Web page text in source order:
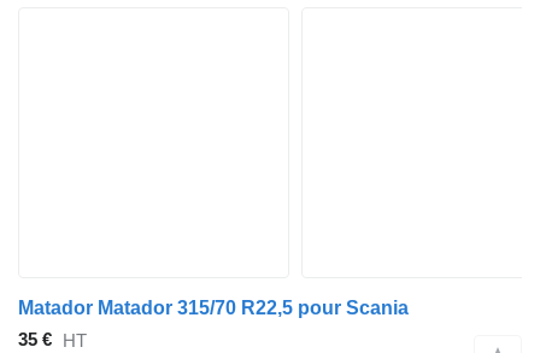
Matador Matador 315/70 R22,5 pour Scania
35 € HT